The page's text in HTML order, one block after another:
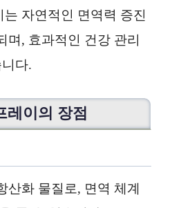
자연적인 면역력 증진
며, 효과적인 건강 관리
다.
레이의 장점
산화 물질로, 면역 체계